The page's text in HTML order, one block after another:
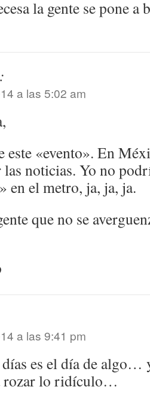
la gente se pone
a las 5:02 am
este «evento». En
noticias. Yo no
en el metro, ja, ja, ja.
que no se
a las 9:41 pm
es el día de algo…
rozar lo ridículo…